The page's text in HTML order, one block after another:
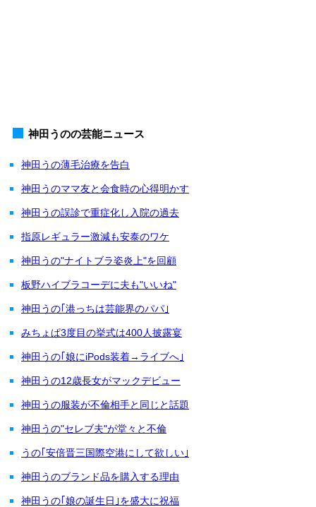
神田うのの芸能ニュース
神田うの薄毛治療を告白
神田うのママ友と会食時の心得明かす
神田うの誤診で重症化し入院の過去
指原レギュラー激減も安泰のワケ
神田うの"ナイトブラ姿炎上"を回顧
板野ハイブラコーデに夫も"いいね"
神田うの｢港っちは芸能界のパパ｣
みちょぱ3度目の挙式は400人披露宴
神田うの｢娘にiPods装着→ライブへ｣
神田うの12歳長女がマックデビュー
神田うの服装が不倫相手と同じと話題
神田うの"セレブ夫"が堂々と不倫
うの｢安倍晋三国際空港にして欲しい｣
神田うのブランド品を購入する理由
神田うの｢娘の誕生日｣を盛大に祝福